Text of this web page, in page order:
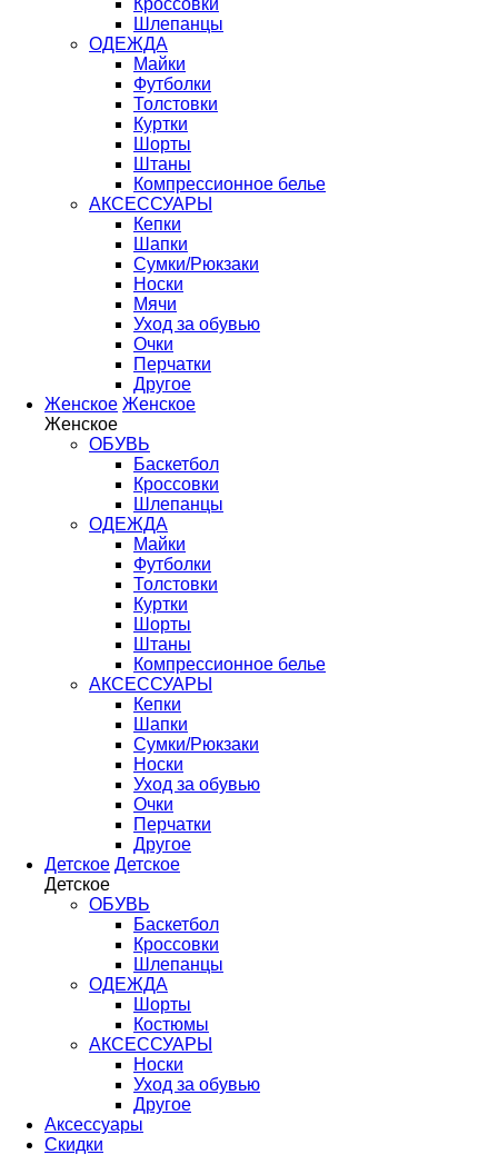
Кроссовки
Шлепанцы
ОДЕЖДА
Майки
Футболки
Толстовки
Куртки
Шорты
Штаны
Компрессионное белье
АКСЕССУАРЫ
Кепки
Шапки
Сумки/Рюкзаки
Носки
Мячи
Уход за обувью
Очки
Перчатки
Другое
Женское Женское
Женское
ОБУВЬ
Баскетбол
Кроссовки
Шлепанцы
ОДЕЖДА
Майки
Футболки
Толстовки
Куртки
Шорты
Штаны
Компрессионное белье
АКСЕССУАРЫ
Кепки
Шапки
Сумки/Рюкзаки
Носки
Уход за обувью
Очки
Перчатки
Другое
Детское Детское
Детское
ОБУВЬ
Баскетбол
Кроссовки
Шлепанцы
ОДЕЖДА
Шорты
Костюмы
АКСЕССУАРЫ
Носки
Уход за обувью
Другое
Аксессуары
Скидки